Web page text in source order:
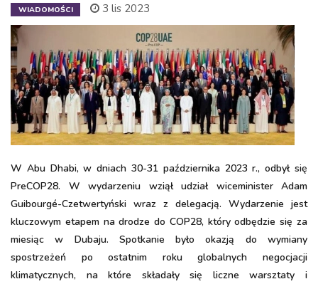
WIADOMOŚCI 3 lis 2023
W Abu Dhabi, w dniach 30-31 października 2023 r., odbył się
PreCOP28. W wydarzeniu wziął udział wiceminister Adam
Guibourgé-Czetwertyński wraz z delegacją. Wydarzenie jest
kluczowym etapem na drodze do COP28, który odbędzie się za
miesiąc w Dubaju. Spotkanie było okazją do wymiany
spostrzeżeń po ostatnim roku globalnych negocjacji
klimatycznych, na które składały się liczne warsztaty i